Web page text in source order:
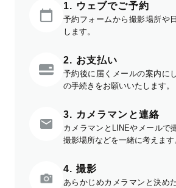
1. ウェブでご予約
予約フォームから撮影場所や
します。
2. お支払い
予約後に届くメールの案内に
の手続きをお願いいたします。
3. カメラマンと連絡
カメラマンとLINEやメールで
撮影場所などを一緒に考えます
4. 撮影
あらかじめカメラマンと決め